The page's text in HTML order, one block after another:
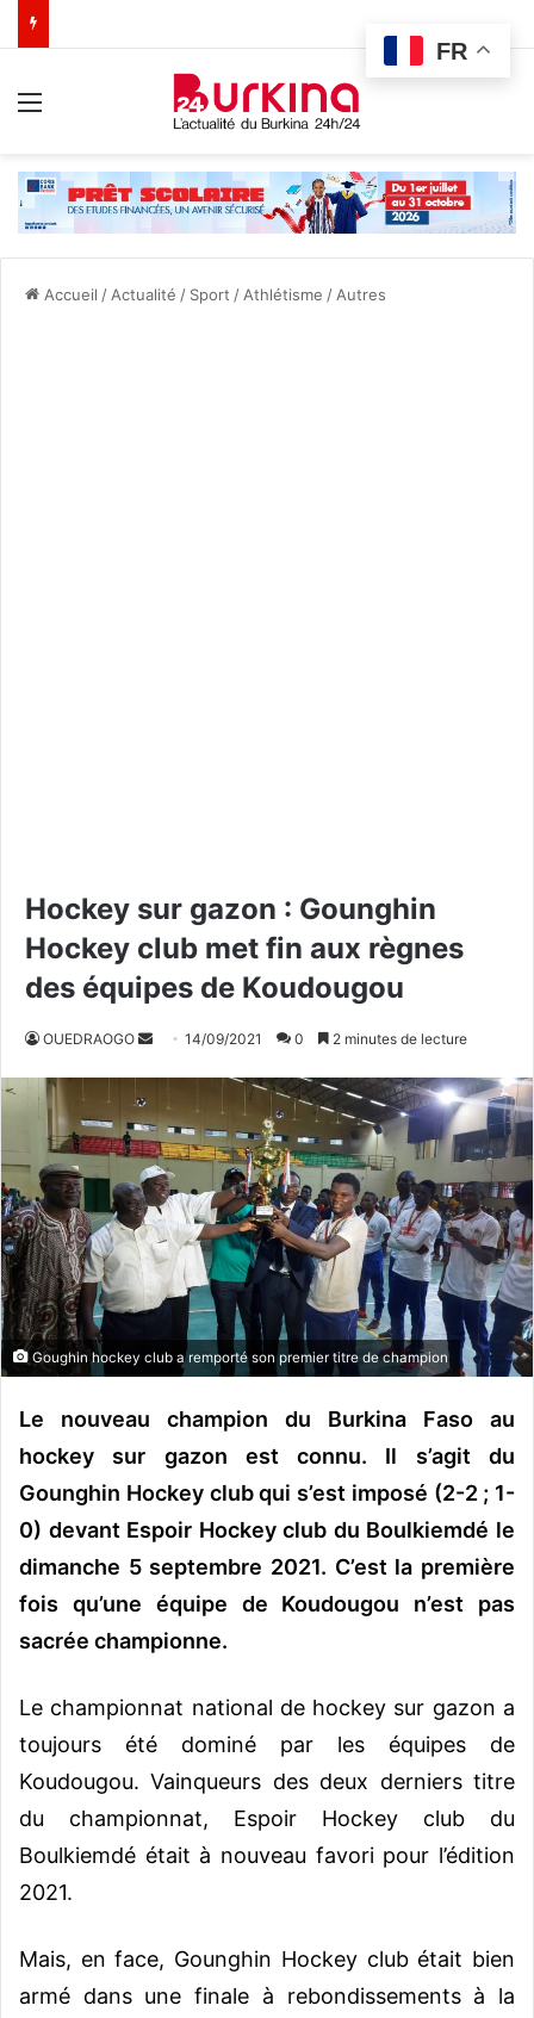
Accueil / Actualité / Sport / Athlétisme / Autres
Hockey sur gazon : Gounghin
Hockey club met fin aux règnes
des équipes de Koudougou
OUEDRAOGO
o
y
e
r
u
n
c
u
r
l
14/09/2021 0 2 minutes de lecture
Goughin hockey club a remporté son premier titre de champion
Le nouveau champion du Burkina Faso au
hockey sur gazon est connu. Il s’agit du
Gounghin Hockey club qui s’est imposé (2-2 ; 1-
0) devant Espoir Hockey club du Boulkiemdé le
dimanche 5 septembre 2021. C’est la première
fois qu’une équipe de Koudougou n’est pas
sacrée championne.
Le championnat national de hockey sur gazon a
toujours été dominé par les équipes de
Koudougou. Vainqueurs des deux derniers titre
du championnat, Espoir Hockey club du
Boulkiemdé était à nouveau favori pour l’édition
2021.
Mais, en face, Gounghin Hockey club était bien
armé dans une finale à rebondissements à la
FR